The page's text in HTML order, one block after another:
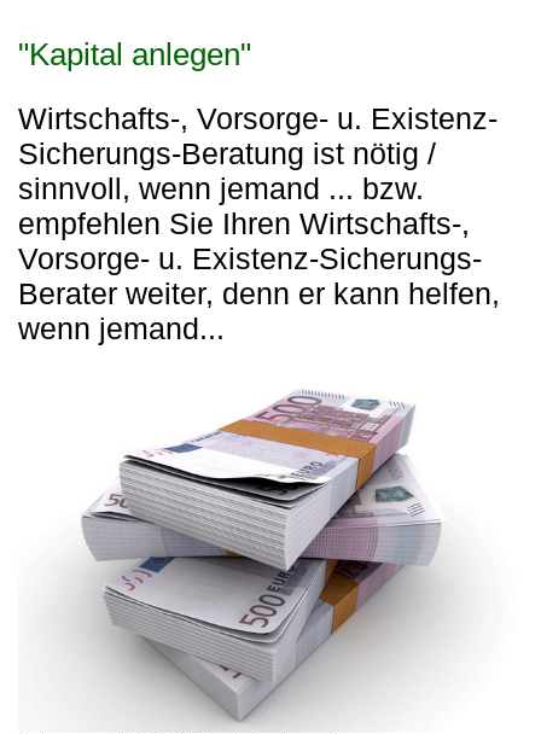
"Kapital anlegen"
Wirtschafts-, Vorsorge- u. Existenz-
Sicherungs-Beratung ist nötig /
sinnvoll, wenn jemand ... bzw.
empfehlen Sie Ihren Wirtschafts-,
Vorsorge- u. Existenz-Sicherungs-
Berater weiter, denn er kann helfen,
wenn jemand...